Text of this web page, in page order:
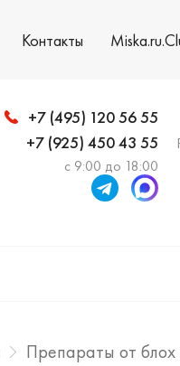
Контакты
+7 (495) 120 56 55
+7 (925) 450 43 55
с 9:00 до 18:00
Препараты от